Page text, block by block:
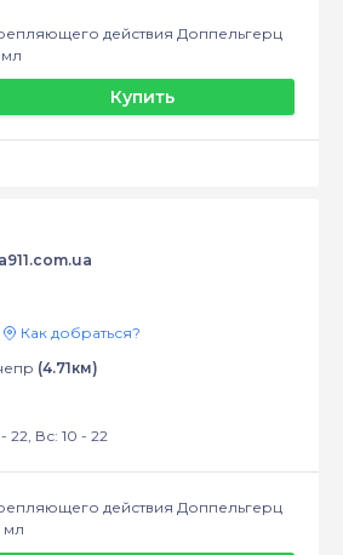
действия Доппельгерц
Купить
Как добраться?
(4.71км)
22, Вс: 10 - 22
действия Доппельгерц
мл